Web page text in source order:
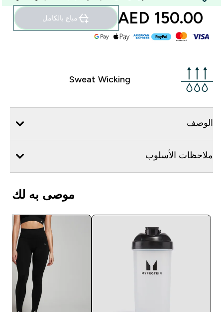
150.00 AED‎ مباع بالكامل
Sweat Wicking
الوصف
ملاحظات الأسلوب
موصى به لك